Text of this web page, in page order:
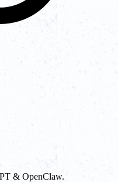
& OpenClaw.